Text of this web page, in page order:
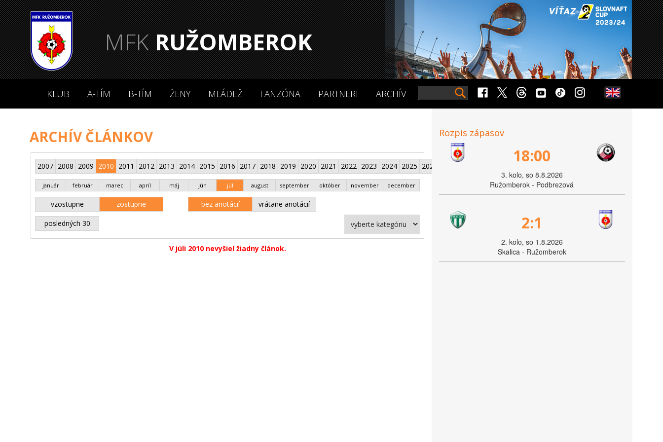
MFKRUŽOMBEROK
KLUB A-TÍM B-TÍM ŽENY MLÁDEŽ FANZÓNA PARTNERI ARCHÍV
ARCHÍV ČLÁNKOV
2007 2008 2009 2010 2011 2012 2013 2014 2015 2016 2017 2018 2019 2020 2021 2022 2023 2024 2025 2026
január február marec apríl máj jún júl august september október november december
vzostupne zostupne bez anotácií vrátane anotácií
posledných 30
V júli 2010 nevyšiel žiadny článok.
Rozpis zápasov
18:00
3. kolo, so 8.8.2026
Ružomberok - Podbrezová
2:1
2. kolo, so 1.8.2026
Skalica - Ružomberok